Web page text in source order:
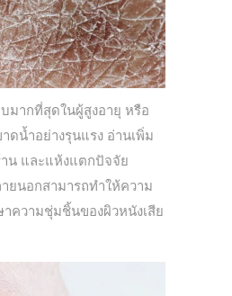
มากที่สุดในผู้สูงอายุ หรือ
ดน้ำอย่างรุนแรง อ่านเพิ่ม
น และแห้งแตกปัจจัย
ยนอกสามารถทำให้ความ
าความชุ่มชิ้นของผิวหนังเสีย